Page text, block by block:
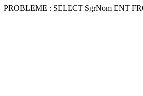
PROBLEME : SELECT SgrNom ENT